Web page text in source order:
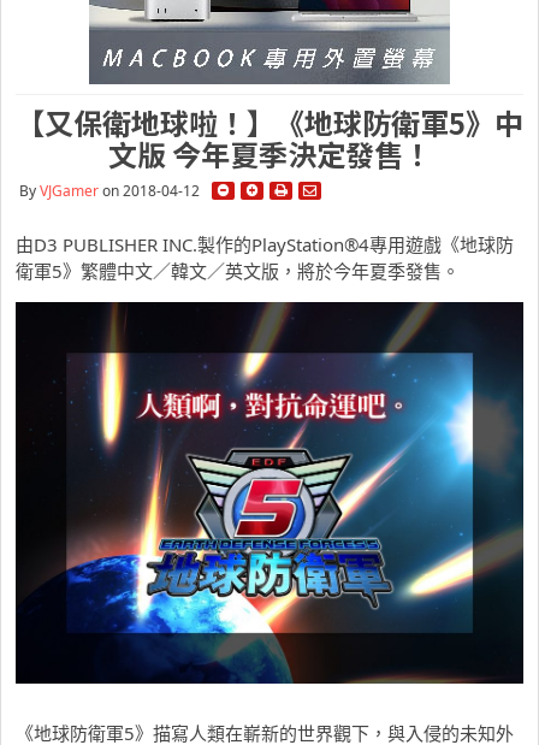
【又保衛地球啦！】《地球防衛軍5》中
文版 今年夏季決定發售！
ByVJGameron 2018-04-12
由D3 PUBLISHER INC.製作的PlayStation®4專用遊戲《地球防
衛軍5》繁體中文／韓文／英文版，將於今年夏季發售。
《地球防衛軍5》描寫人類在嶄新的世界觀下，與入侵的未知外